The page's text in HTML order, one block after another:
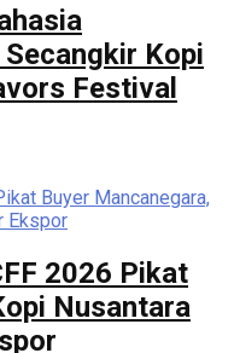
Kopi
Festival
2026 Pikat
Nusantara